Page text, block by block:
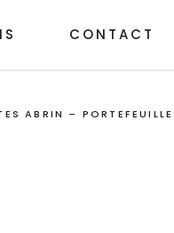
CONTACT
ABRIN –